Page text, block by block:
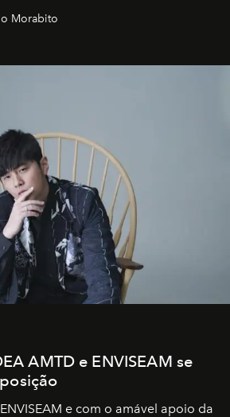
Morabito
AMTD e ENVISEAM se
ENVISEAM e com o amável apoio da